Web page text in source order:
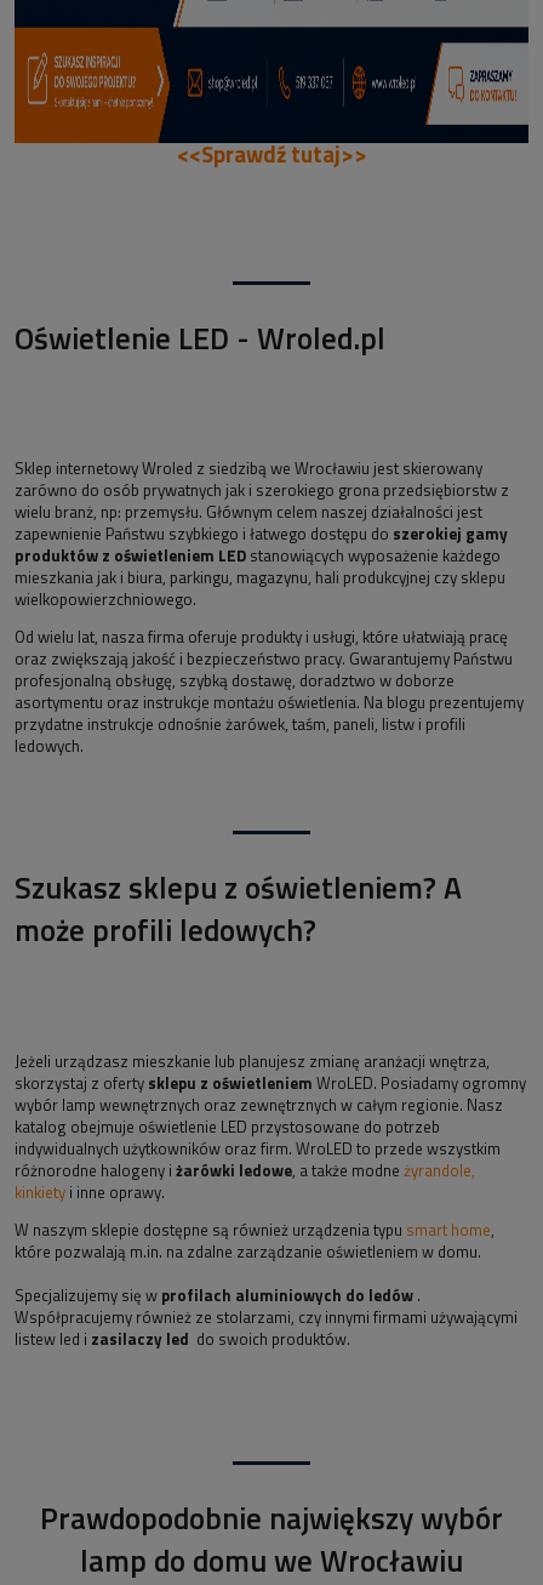
<<Sprawdź tutaj>>
Oświetlenie LED - Wroled.pl
Sklep internetowy Wroled z siedzibą we Wrocławiu jest skierowany
zarówno do osób prywatnych jak i szerokiego grona przedsiębiorstw z
wielu branż, np: przemysłu. Głównym celem naszej działalności jest
zapewnienie Państwu szybkiego i łatwego dostępu do szerokiej gamy
produktów z oświetleniem LED stanowiących wyposażenie każdego
mieszkania jak i biura, parkingu, magazynu, hali produkcyjnej czy sklepu
wielkopowierzchniowego.
Od wielu lat, nasza firma oferuje produkty i usługi, które ułatwiają pracę
oraz zwiększają jakość i bezpieczeństwo pracy. Gwarantujemy Państwu
profesjonalną obsługę, szybką dostawę, doradztwo w doborze
asortymentu oraz instrukcje montażu oświetlenia. Na blogu prezentujemy
przydatne instrukcje odnośnie żarówek, taśm, paneli, listw i profili
ledowych.
Szukasz sklepu z oświetleniem? A
może profili ledowych?
Jeżeli urządzasz mieszkanie lub planujesz zmianę aranżacji wnętrza,
skorzystaj z oferty sklepu z oświetleniem WroLED. Posiadamy ogromny
wybór lamp wewnętrznych oraz zewnętrznych w całym regionie. Nasz
katalog obejmuje oświetlenie LED przystosowane do potrzeb
indywidualnych użytkowników oraz firm. WroLED to przede wszystkim
różnorodne halogeny i żarówki ledowe, a także modne żyrandole,
kinkiety i inne oprawy.
W naszym sklepie dostępne są również urządzenia typu smart home,
które pozwalają m.in. na zdalne zarządzanie oświetleniem w domu.
Specjalizujemy się w profilach aluminiowych do ledów .
Współpracujemy również ze stolarzami, czy innymi firmami używającymi
listew led i zasilaczy led do swoich produktów.
Prawdopodobnie największy wybór
lamp do domu we Wrocławiu